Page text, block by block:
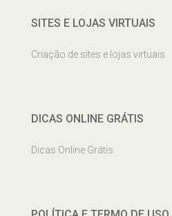
SITES E LOJAS VIRTUAIS
Criação de sites e lojas virtuais
DICAS ONLINE GRÁTIS
Dicas Online Grátis